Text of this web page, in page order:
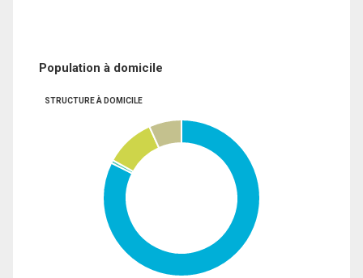
Population à domicile
STRUCTURE À DOMICILE